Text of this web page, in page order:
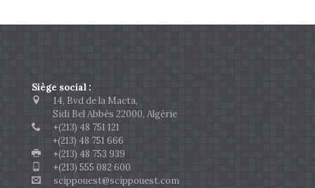
Siège social :
14, Bvd de la Macta,
Sidi Bel Abbès 22000, Algérie
+(213) 48 751 121
+(213) 48 751 666
+(213) 48 753 939
+(213) 555 082 600
scippouest@scippouest.com